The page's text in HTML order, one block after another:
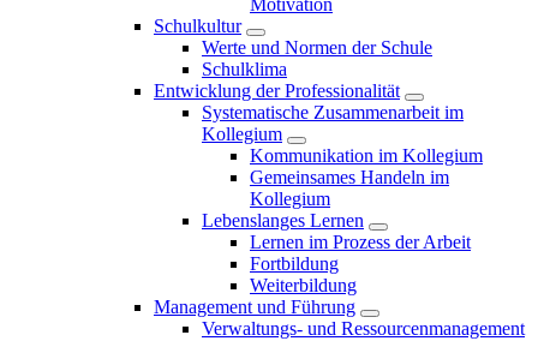
Motivation
Schulkultur
Werte und Normen der Schule
Schulklima
Entwicklung der Professionalität
Systematische Zusammenarbeit im
Kollegium
Kommunikation im Kollegium
Gemeinsames Handeln im
Kollegium
Lebenslanges Lernen
Lernen im Prozess der Arbeit
Fortbildung
Weiterbildung
Management und Führung
Verwaltungs- und Ressourcenmanagement